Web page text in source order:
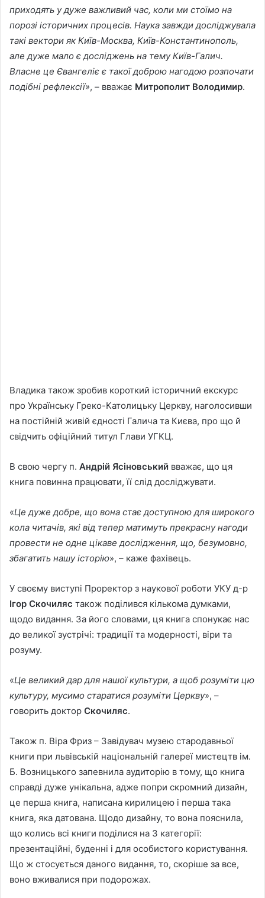
приходять у дуже важливий час, коли ми стоїмо на
порозі історичних процесів. Наука завжди досліджувала
такі вектори як Київ-Москва, Київ-Константинополь,
але дуже мало є досліджень на тему Київ-Галич.
Власне це Євангеліє є такої доброю нагодою розпочати
подібні рефлексії», – вважає Митрополит Володимир.
Владика також зробив короткий історичний екскурс
про Українську Греко-Католицьку Церкву, наголосивши
на постійній живій єдності Галича та Києва, про що й
свідчить офіційний титул Глави УГКЦ.
В свою чергу п. Андрій Ясіновський вважає, що ця
книга повинна працювати, її слід досліджувати.
«Це дуже добре, що вона стає доступною для широкого
кола читачів, які від тепер матимуть прекрасну нагоди
провести не одне цікаве дослідження, що, безумовно,
збагатить нашу історію», – каже фахівець.
У своєму виступі Проректор з наукової роботи УКУ д-р
Ігор Скочиляс також поділився кількома думками,
щодо видання. За його словами, ця книга спонукає нас
до великої зустрічі: традиції та модерності, віри та
розуму.
«Це великий дар для нашої культури, а щоб розуміти цю
культуру, мусимо старатися розуміти Церкву», –
говорить доктор Скочиляс.
Також п. Віра Фриз – Завідувач музею стародавньої
книги при львівській національній галереї мистецтв ім.
Б. Возницького запевнила аудиторію в тому, що книга
справді дуже унікальна, адже попри скромний дизайн,
це перша книга, написана кирилицею і перша така
книга, яка датована. Щодо дизайну, то вона пояснила,
що колись всі книги поділися на 3 категорії:
презентаційні, буденні і для особистого користування.
Що ж стосується даного видання, то, скоріше за все,
воно вживалися при подорожах.